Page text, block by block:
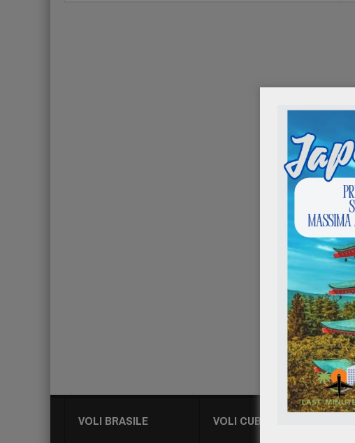
VOLI BRASILE VOLI CUBA